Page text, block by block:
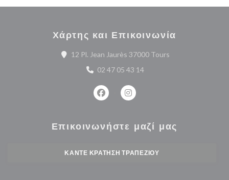
Χάρτης και Επικοινωνία
12 Pl. Jean Jaurès 37000 Tours
02 47 05 43 14
Facebook ((ανοίγει σε νέο
Instagram ((ανοίγει σε νέο
Επικοινωνήστε μαζί μας
ΚΆΝΤΕ ΚΡΆΤΗΣΗ ΤΡΑΠΕΖΙΟΎ